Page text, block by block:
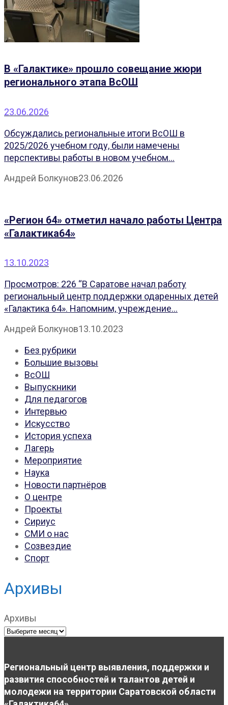
В «Галактике» прошло совещание жюри
регионального этапа ВсОШ
23.06.2026
Обсуждались региональные итоги ВсОШ в
2025/2026 учебном году, были намечены
перспективы работы в новом учебном...
Андрей Болкунов23.06.2026
«Регион 64» отметил начало работы Центра
«Галактика64»
13.10.2023
Просмотров: 226 “В Саратове начал работу
региональный центр поддержки одаренных детей
«Галактика 64». Напомним, учреждение...
Андрей Болкунов13.10.2023
Без рубрики
Большие вызовы
ВсОШ
Выпускники
Для педагогов
Интервью
Искусство
История успеха
Лагерь
Мероприятие
Наука
Новости партнёров
О центре
Проекты
Сириус
СМИ о нас
Созвездие
Спорт
Архивы
Архивы
Региональный центр выявления, поддержки и
развития способностей и талантов детей и
молодежи на территории Саратовской области